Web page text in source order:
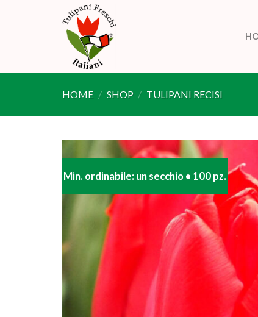
HOME / SHOP / TULIPANI RECISI
Min. ordinabile: un secchio • 100 pz.